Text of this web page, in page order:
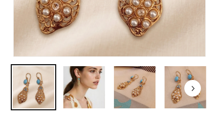
Subtotale:
Visualizza Carrello Pagamento
Email*